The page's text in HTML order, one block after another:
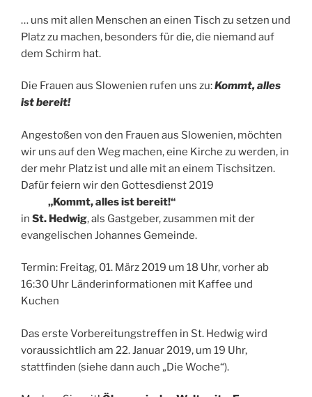
… uns mit allen Menschen an einen Tisch zu setzen und
Platz zu machen, besonders für die, die niemand auf
dem Schirm hat.
Die Frauen aus Slowenien rufen uns zu:Kommt, alles
ist bereit!
Angestoßen von den Frauen aus Slowenien, möchten
wir uns auf den Weg machen, eine Kirche zu werden, in
der mehr Platz ist und alle mit an einem Tischsitzen.
Dafür feiern wir den Gottesdienst 2019
„Kommt, alles ist bereit!“
in St. Hedwig, als Gastgeber, zusammen mit der
evangelischen Johannes Gemeinde.
Termin: Freitag, 01. März 2019 um 18 Uhr, vorher ab
16:30 Uhr Länderinformationen mit Kaffee und
Kuchen
Das erste Vorbereitungstreffen in St. Hedwig wird
voraussichtlich am 22. Januar 2019, um 19 Uhr,
stattfinden (siehe dann auch „Die Woche“).